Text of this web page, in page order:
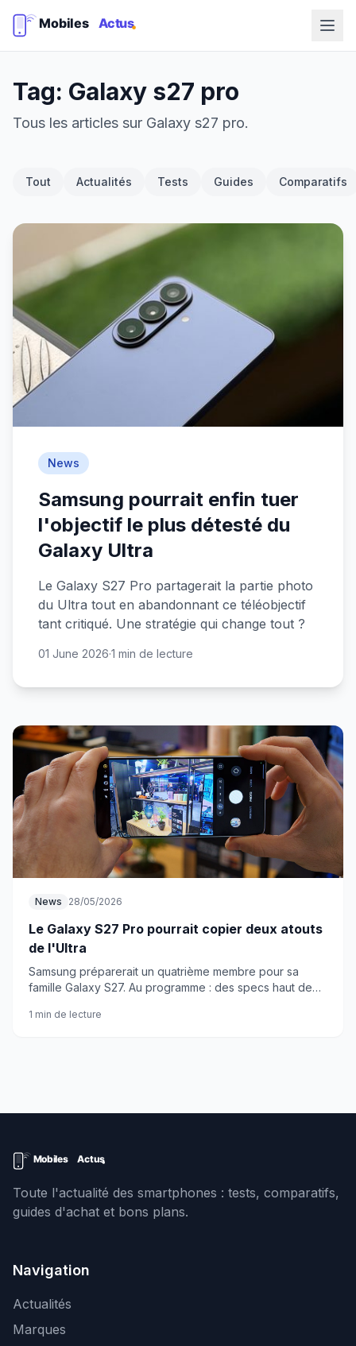
Tag: Galaxy s27 pro
Tous les articles sur Galaxy s27 pro.
Tout Actualités Tests Guides Comparatifs
News
Samsung pourrait enfin tuer
l'objectif le plus détesté du
Galaxy Ultra
Le Galaxy S27 Pro partagerait la partie photo
du Ultra tout en abandonnant ce téléobjectif
tant critiqué. Une stratégie qui change tout ?
01 June 2026·1 min de lecture
News 28/05/2026
Le Galaxy S27 Pro pourrait copier deux atouts
de l'Ultra
Samsung préparerait un quatrième membre pour sa
famille Galaxy S27. Au programme : des specs haut de
l'Ultra.
1 min de lecture
Toute l'actualité des smartphones : tests, comparatifs,
guides d'achat et bons plans.
Navigation
Actualités
Marques